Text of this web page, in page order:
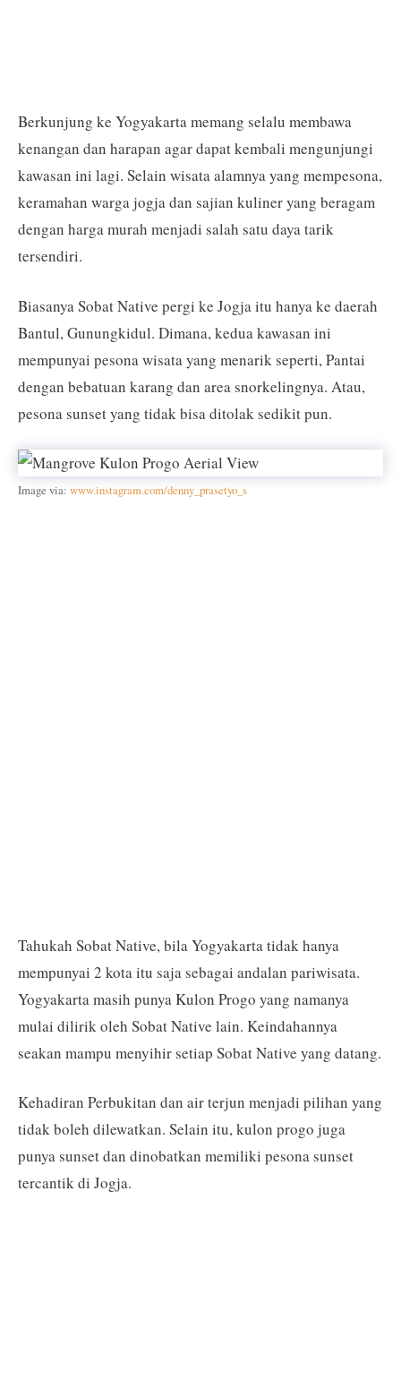
Berkunjung ke Yogyakarta memang selalu membawa
kenangan dan harapan agar dapat kembali mengunjungi
kawasan ini lagi. Selain wisata alamnya yang mempesona,
keramahan warga jogja dan sajian kuliner yang beragam
dengan harga murah menjadi salah satu daya tarik
tersendiri.
Biasanya Sobat Native pergi ke Jogja itu hanya ke daerah
Bantul, Gunungkidul. Dimana, kedua kawasan ini
mempunyai pesona wisata yang menarik seperti, Pantai
dengan bebatuan karang dan area snorkelingnya. Atau,
pesona sunset yang tidak bisa ditolak sedikit pun.
Image via: www.instagram.com/denny_prasetyo_s
Tahukah Sobat Native, bila Yogyakarta tidak hanya
mempunyai 2 kota itu saja sebagai andalan pariwisata.
Yogyakarta masih punya Kulon Progo yang namanya
mulai dilirik oleh Sobat Native lain. Keindahannya
seakan mampu menyihir setiap Sobat Native yang datang.
Kehadiran Perbukitan dan air terjun menjadi pilihan yang
tidak boleh dilewatkan. Selain itu, kulon progo juga
punya sunset dan dinobatkan memiliki pesona sunset
tercantik di Jogja.